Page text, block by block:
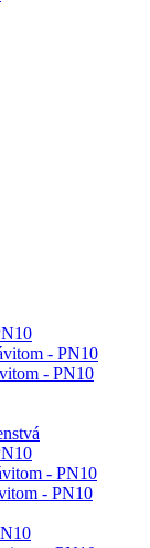
- PN10
- PN10
- PN10
- PN10